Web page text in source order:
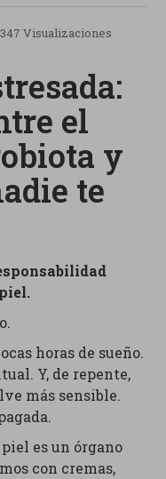
347 Visualizaciones
el
y
te
horas de sueño.
Y, de repente,
más sensible.
es un órgano
con cremas,